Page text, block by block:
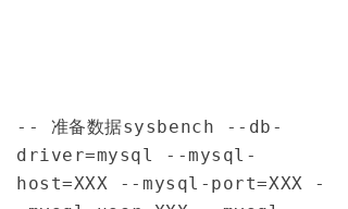
-- 准备数据sysbench
--db-
driver=mysql --mysql-
host=XXX --mysql-port=XXX -